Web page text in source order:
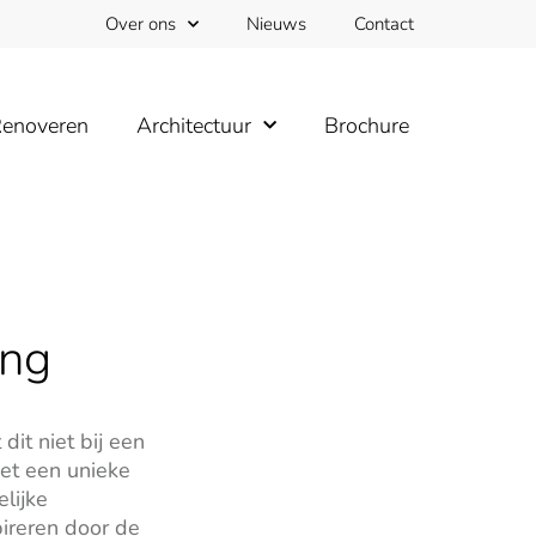
Over ons Nieuws Contact
Architectuur Brochure
niet bij een
een unieke
door de